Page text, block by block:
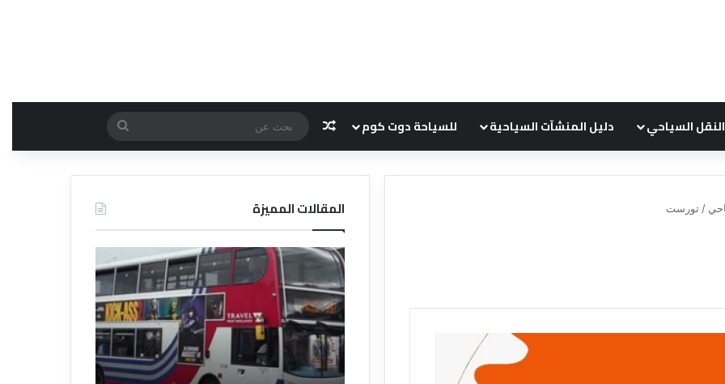
النقل السياحي دليل المنشآت السياحية للسياحة دوت كوم مقال عشوائي
عن
/ تورست المقالات المميزة
ض
د
ل
ي
ل
ش
ر
ا